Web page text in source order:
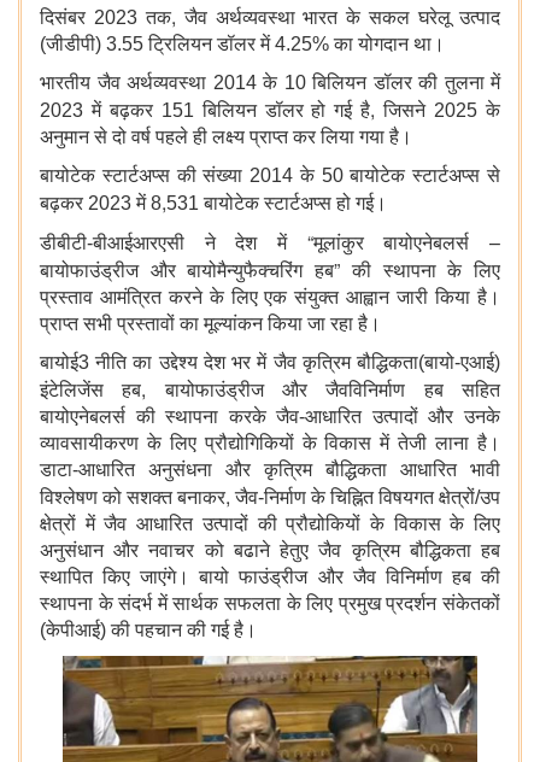
दिसंबर 2023 तक,जैव अर्थव्यवस्था भारत के सकल घरेलू उत्पाद
(जीडीपी) 3.55 ट्रिलियन डॉलर में 4.25% का योगदान था।
भारतीय जैव अर्थव्यवस्था 2014 के 10 बिलियन डॉलर की तुलना में
2023 में बढ़कर 151 बिलियन डॉलर हो गई है,जिसने 2025 के
अनुमान से दो वर्ष पहले ही लक्ष्य प्राप्त कर लिया गया है।
बायोटेक स्टार्टअप्स की संख्या 2014 के 50 बायोटेक स्टार्टअप्स से
बढ़कर 2023 में 8,531 बायोटेक स्टार्टअप्स हो गई।
डीबीटी-बीआईआरएसी ने देश में “मूलांकुर बायोएनेबलर्स–
बायोफाउंड्रीज और बायोमैन्युफैक्चरिंग हब”की स्थापना के लिए
प्रस्ताव आमंत्रित करने के लिए एक संयुक्त आह्वान जारी किया है।
प्राप्त सभी प्रस्तावों का मूल्यांकन किया जा रहा है।
बायोई3 नीति का उद्देश्य देश भर में जैव कृत्रिम बौद्धिकता(बायो-एआई)
इंटेलिजेंस हब,बायोफाउंड्रीज और जैवविनिर्माण हब सहित
बायोएनेबलर्स की स्थापना करके जैव-आधारित उत्पादों और उनके
व्यावसायीकरण के लिए प्रौद्योगिकियों के विकास में तेजी लाना है।
डाटा-आधारित अनुसंधना और कृत्रिम बौद्धिकता आधारित भावी
विश्लेषण को सशक्त बनाकर,जैव-निर्माण के चिह्नित विषयगत क्षेत्रों/उप
क्षेत्रों में जैव आधारित उत्पादों की प्रौद्योकियों के विकास के लिए
अनुसंधान और नवाचर को बढाने हेतुए जैव कृत्रिम बौद्धिकता हब
स्थापित किए जाएंगे। बायो फाउंड्रीज और जैव विनिर्माण हब की
स्थापना के संदर्भ में सार्थक सफलता के लिए प्रमुख प्रदर्शन संकेतकों
(केपीआई) की पहचान की गई है।